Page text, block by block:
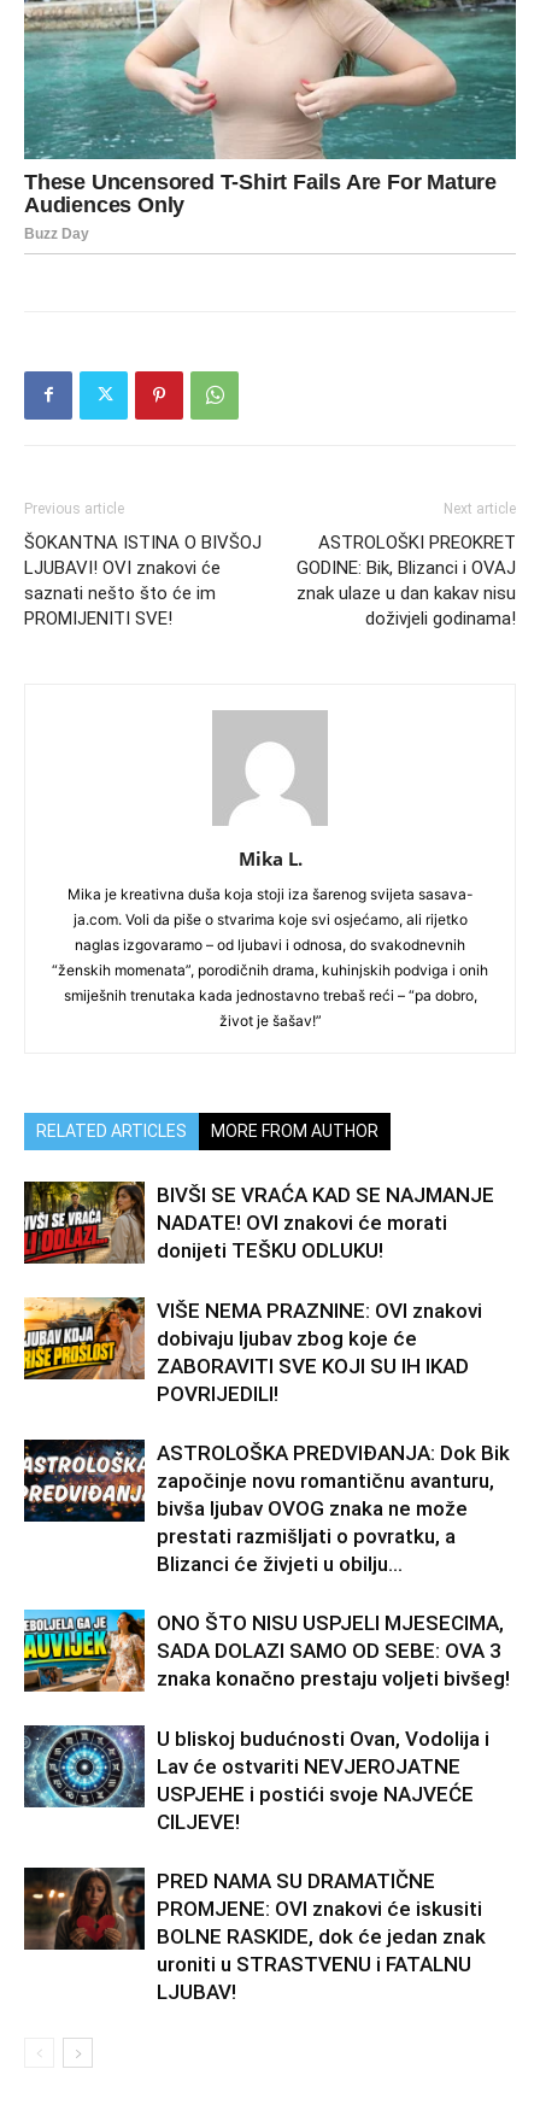
Previous article
ŠOKANTNA ISTINA O BIVŠOJ
LJUBAVI! OVI znakovi će
saznati nešto što će im
PROMIJENITI SVE!
Next article
ASTROLOŠKI PREOKRET
GODINE: Bik, Blizanci i OVAJ
znak ulaze u dan kakav nisu
doživjeli godinama!
Mika L.
Mika je kreativna duša koja stoji iza šarenog svijeta sasava-
ja.com. Voli da piše o stvarima koje svi osjećamo, ali rijetko
naglas izgovaramo – od ljubavi i odnosa, do svakodnevnih
“ženskih momenata”, porodičnih drama, kuhinjskih podviga i onih
smiješnih trenutaka kada jednostavno trebaš reći – “pa dobro,
život je šašav!”
RELATED ARTICLES MORE FROM AUTHOR
BIVŠI SE VRAĆA KAD SE NAJMANJE
NADATE! OVI znakovi će morati
donijeti TEŠKU ODLUKU!
VIŠE NEMA PRAZNINE: OVI znakovi
dobivaju ljubav zbog koje će
ZABORAVITI SVE KOJI SU IH IKAD
POVRIJEDILI!
ASTROLOŠKA PREDVIĐANJA: Dok Bik
započinje novu romantičnu avanturu,
bivša ljubav OVOG znaka ne može
prestati razmišljati o povratku, a
Blizanci će živjeti u obilju...
ONO ŠTO NISU USPJELI MJESECIMA,
SADA DOLAZI SAMO OD SEBE: OVA 3
znaka konačno prestaju voljeti bivšeg!
U bliskoj budućnosti Ovan, Vodolija i
Lav će ostvariti NEVJEROJATNE
USPJEHE i postići svoje NAJVEĆE
CILJEVE!
PRED NAMA SU DRAMATIČNE
PROMJENE: OVI znakovi će iskusiti
BOLNE RASKIDE, dok će jedan znak
uroniti u STRASTVENU i FATALNU
LJUBAV!